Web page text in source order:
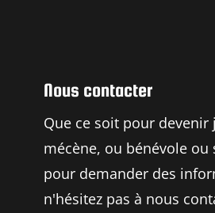
Nous contacter
Que ce soit pour devenir
mécène, ou bénévole
pour demander des
n'hésitez pas à nous